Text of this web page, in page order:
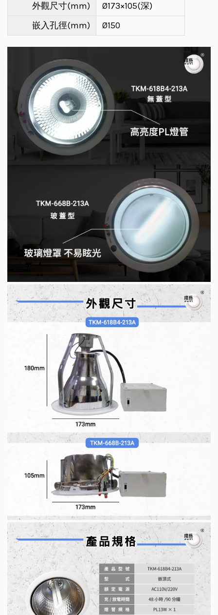
外觀尺寸(mm)
Ø173×105(深)
嵌入孔徑(mm)
Ø150